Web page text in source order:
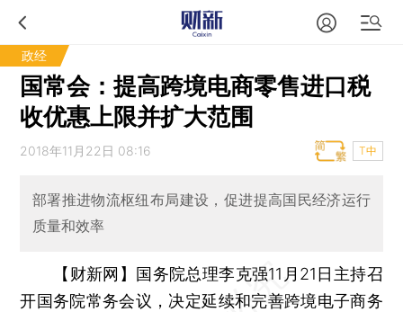
政经
国常会：提高跨境电商零售进口税
收优惠上限并扩大范围
2018年11月22日 08:16 T中
部署推进物流枢纽布局建设，促进提高国民经济运行
质量和效率
【财新网】 国务院总理李克强11月21日主持召
开国务院常务会议，决定延续和完善跨境电子商务